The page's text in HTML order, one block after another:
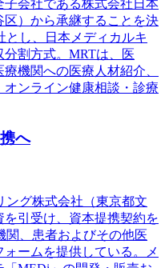
子会社である株式会社日本
区）から承継することを決
とし、日本メディカルキ
割方式。MRTは、医
機関への医療人材紹介、
ンライン健康相談・診療
へ
ング株式会社（東京都文
引受け、資本提携契約を
関、患者およびその他医
ームを提供している。メ